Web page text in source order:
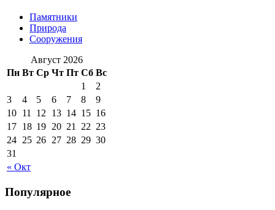
Памятники
Природа
Сооружения
Август 2026
Пн Вт Ср Чт Пт Сб Вс
« Окт
1
2
3
4 5 6 7 8
9
10 11 12 13 14 15 16
17 18 19 20 21 22 23
24 25 26 27 28 29 30
31
Популярное